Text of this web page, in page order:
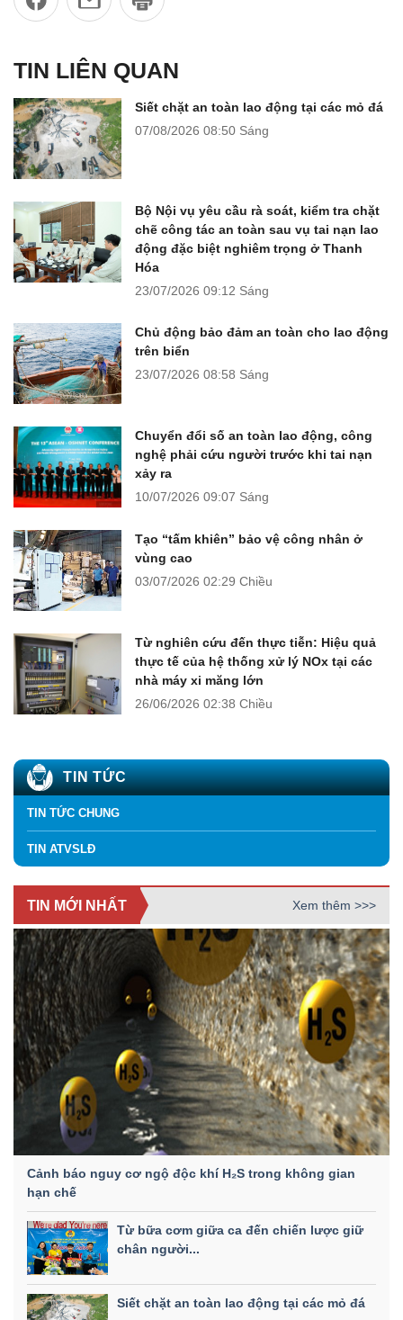
TIN LIÊN QUAN
Siết chặt an toàn lao động tại các mỏ đá
07/08/2026 08:50 Sáng
Bộ Nội vụ yêu cầu rà soát, kiểm tra chặt
chẽ công tác an toàn sau vụ tai nạn lao
động đặc biệt nghiêm trọng ở Thanh
Hóa
23/07/2026 09:12 Sáng
Chủ động bảo đảm an toàn cho lao động
trên biển
23/07/2026 08:58 Sáng
Chuyển đổi số an toàn lao động, công
nghệ phải cứu người trước khi tai nạn
xảy ra
10/07/2026 09:07 Sáng
Tạo “tấm khiên” bảo vệ công nhân ở
vùng cao
03/07/2026 02:29 Chiều
Từ nghiên cứu đến thực tiễn: Hiệu quả
thực tế của hệ thống xử lý NOx tại các
nhà máy xi măng lớn
26/06/2026 02:38 Chiều
TIN TỨC
TIN TỨC CHUNG
TIN ATVSLĐ
TIN MỚI NHẤT Xem thêm >>>
Cảnh báo nguy cơ ngộ độc khí H₂S trong không gian
hạn chế
Từ bữa cơm giữa ca đến chiến lược giữ
chân người...
Siết chặt an toàn lao động tại các mỏ đá